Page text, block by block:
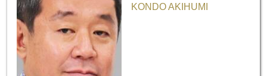
KONDO AKIHUMI